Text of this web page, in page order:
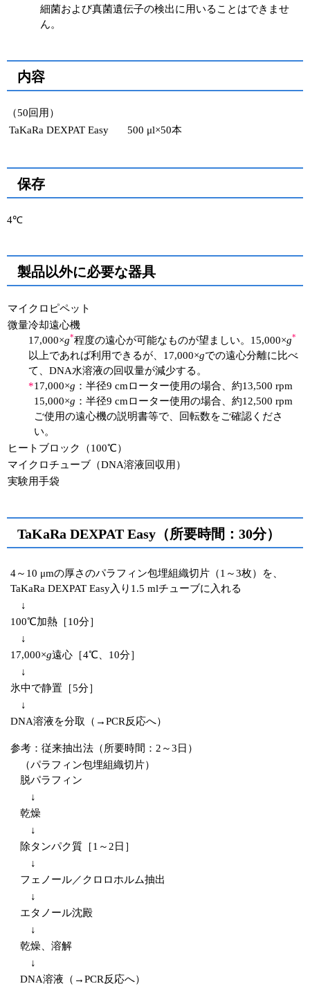
細菌および真菌遺伝子の検出に用いることはできませ
ん。
内容
（50回用）
TaKaRa DEXPAT Easy
500 μl×50本
保存
4℃
製品以外に必要な器具
マイクロピペット
微量冷却遠心機
17,000×g*程度の遠心が可能なものが望ましい。15,000×g*
以上であれば利用できるが、17,000×gでの遠心分離に比べ
て、DNA水溶液の回収量が減少する。
*17,000×g ：半径9 cmローター使用の場合、約13,500 rpm
15,000×g ：半径9 cmローター使用の場合、約12,500 rpm
ご使用の遠心機の説明書等で、回転数をご確認くださ
い。
ヒートブロック（100℃）
マイクロチューブ（DNA溶液回収用）
実験用手袋
TaKaRa DEXPAT Easy（所要時間：30分）
4～10 μmの厚さのパラフィン包埋組織切片（1～3枚）を、
TaKaRa DEXPAT Easy入り1.5 mlチューブに入れる
↓
100℃加熱［10分］
↓
17,000×g遠心［4℃、10分］
↓
氷中で静置［5分］
↓
DNA溶液を分取（→PCR反応へ）
参考：従来抽出法（所要時間：2～3日）
（パラフィン包埋組織切片）
脱パラフィン
↓
乾燥
↓
除タンパク質［1～2日］
↓
フェノール／クロロホルム抽出
↓
エタノール沈殿
↓
乾燥、溶解
↓
DNA溶液（→PCR反応へ）